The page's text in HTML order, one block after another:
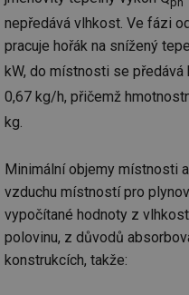
nepředává vlhkost. Ve fázi
pracuje hořák na snížený
kW, do místnosti se
0,67 kg/h, přičemž
kg.
Minimální objemy místnosti
vzduchu místností pro
vypočítané hodnoty z
polovinu, z důvodů
konstrukcích, takže: